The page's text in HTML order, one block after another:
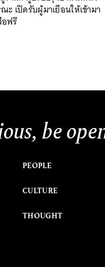
ะ เปิดรับผู้มาเยือนให้เข้ามา
อฟรี
be
PEOPLE
CULTURE
THOUGHT